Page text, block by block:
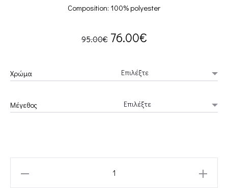
Composition: 100% polyester
95.00€ Original
was:
95.00€.
76.00€Current
is:
76.00€.
Χρώμα
Μέγεθος